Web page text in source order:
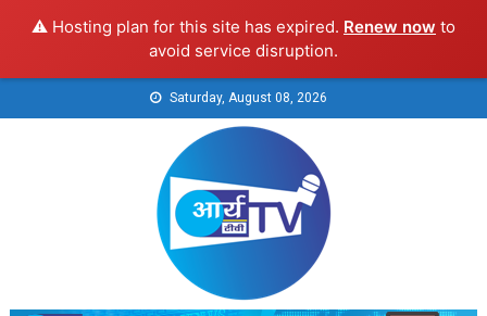
⚠️ Hosting plan for this site has expired. Renew now to
avoid service disruption.
to
Saturday, August 08, 2026